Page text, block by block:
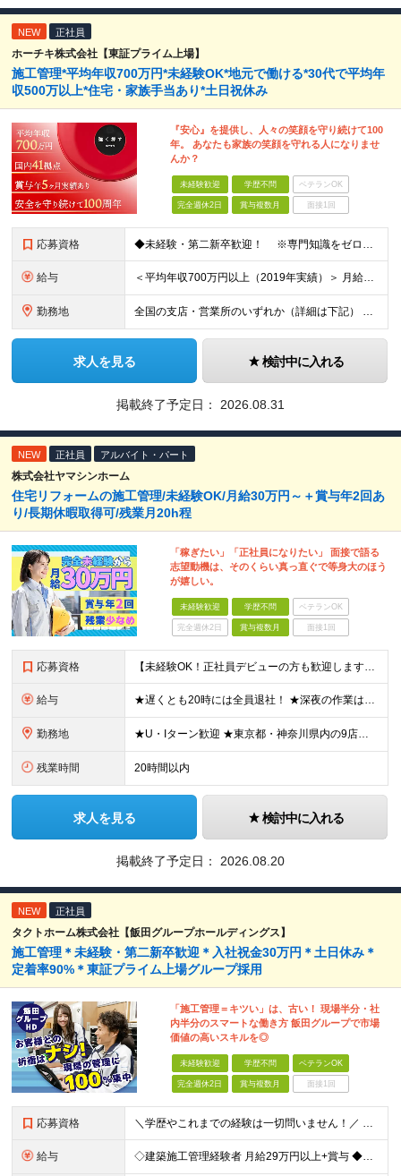
NEW 正社員
ホーチキ株式会社【東証プライム上場】
施工管理*平均年収700万円*未経験OK*地元で働ける*30代で平均年
収500万以上*住宅・家族手当あり*土日祝休み
『安心』を提供し、人々の笑顔を守り続けて100
年。 あなたも家族の笑顔を守れる人になりませ
んか？
未経験歓迎 学歴不問 ベテランOK
完全週休2日 賞与複数月 面接1回
応募資格 ◆未経験・第二新卒歓迎！ ※専門知識をゼロから習得できる研修制度があります！ ◆学歴不問
給与 ＜平均年収700万円以上（2019年実績）＞ 月給21万1000円以上＋賞与年2回 ※上記は基本給です。別途、各種手当を支給いたします ※経験・能力を考慮の上、当社規程により優遇いたします ※試用
勤務地 全国の支店・営業所のいずれか（詳細は下記） ※入社直後はお住まいから通える範囲の支店・営業所に配属 （入社直後の転勤はありません） ※U・Iターン歓迎（社宅・独身寮完備） ＜北海道・東北エリア＞
求人を見る 検討中に入れる
掲載終了予定日： 2026.08.31
NEW 正社員 アルバイト・パート
株式会社ヤマシンホーム
住宅リフォームの施工管理/未経験OK/月給30万円～＋賞与年2回あ
り/長期休暇取得可/残業月20h程
「稼ぎたい」「正社員になりたい」 面接で語る
志望動機は、そのくらい真っ直ぐで等身大のほう
が嬉しい。
未経験歓迎 学歴不問 ベテランOK
完全週休2日 賞与複数月 面接1回
応募資格 【未経験OK！正社員デビューの方も歓迎します◎】 ◆学歴不問 ◆経験不問 ＜1つでも当てはまったらぜひご応募ください◎＞ ■新しい仕事でイチからスタートしたい ■安定した収入をゲットしたい ■正社員
給与 ★遅くとも20時には全員退社！ ★深夜の作業は一切なし！ 【正社員】 月給301,500円～＋インセンティブ＋賞与年2回（5月・12月） ※年齢・経験・スキルを考慮して決定します ※上記金額には固定
勤務地 ★U・Iターン歓迎 ★東京都・神奈川県内の9店舗のいずれか ※ご希望や適性を考慮のうえ配属となります。 ◆横浜西店 神奈川県横浜市瀬谷区橋戸3-5-6 ◆こどもの国店 神奈川県横浜市青葉区奈良2-3
残業時間 20時間以内
求人を見る 検討中に入れる
掲載終了予定日： 2026.08.20
NEW 正社員
タクトホーム株式会社【飯田グループホールディングス】
施工管理＊未経験・第二新卒歓迎＊入社祝金30万円＊土日休み＊
定着率90%＊東証プライム上場グループ採用
「施工管理＝キツい」は、古い！ 現場半分・社
内半分のスマートな働き方 飯田グループで市場
価値の高いスキルを◎
未経験歓迎 学歴不問 ベテランOK
完全週休2日 賞与複数月 面接1回
応募資格 ＼学歴やこれまでの経験は一切問いません！／ 正社員デビュー、第二新卒、異業種からの転職、大歓迎です♪ 【必須条件】 ＊高卒以上の方 ＊普通自動車免許をお持ちの方(AT限定も大歓迎！) ――【こ
給与 ◇建築施工管理経験者 月給29万円以上+賞与 ◆未経験者 月給25万円以上＋賞与 ※経験、スキルにより考慮し、当社規定により優遇します。 ＜平均年収例＞ 668万円／月給37.2万円＋賞与(4.